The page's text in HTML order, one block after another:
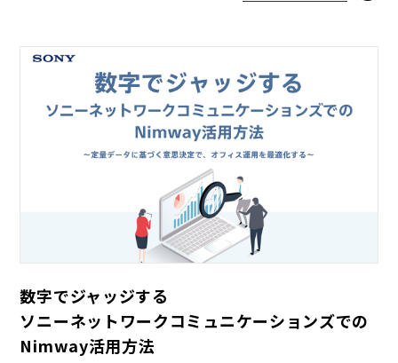
数字でジャッジする
ソニーネットワークコミュニケーションズでの
Nimway活用方法